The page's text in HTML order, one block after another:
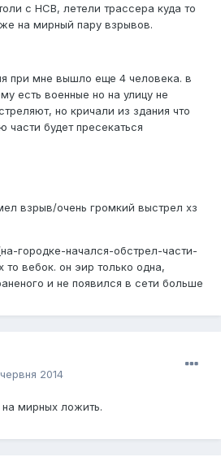
с НСВ, летели трассера куда то
на мирный пару взрывов.
при мне вышло еще 4 человека. в
есть военные но на улицу не
но кричали из здания что
части будет пресекаться
взрыв/очень громкий выстрел хз
на-городке-начался-обстрел-части-
то вебок. он эир только одна,
и не появился в сети больше
2014
мирных ложить.